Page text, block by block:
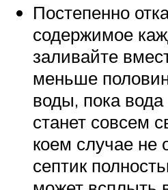
Постепенно
содержимое
заливайте
меньше
воды, пока
станет совсем
коем случае не
септик